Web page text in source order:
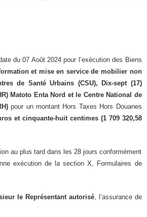
du 07 Août 2024 pour l’exécution des Biens
et mise en service de mobilier non
de Santé Urbains (CSU), Dix-sept (17)
Matoto Enta Nord et le Centre National de
pour un montant Hors Taxes Hors Douanes
et cinquante-huit centimes (1 709 320,58
au plus tard dans les 28 jours conformément
exécution de la section X, Formulaires de
le Représentant autorisé, l’assurance de